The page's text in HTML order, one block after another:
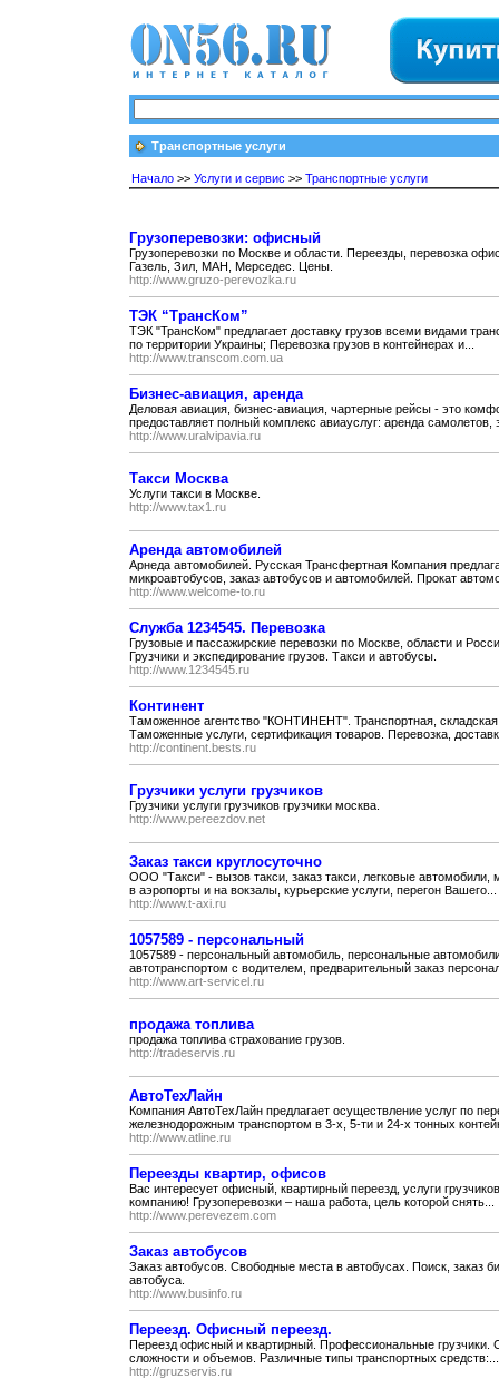
Транспортные услуги
Начало >> Услуги и сервис >> Транспортные услуги
Грузоперевозки: офисный
Грузоперевозки по Москве и области. Переезды, перевозка
Газель, Зил, МАН, Мерседес. Цены.
http://www.gruzo-perevozka.ru
ТЭК “ТрансКом”
ТЭК "ТрансКом" предлагает доставку грузов всеми видами
по территории Украины; Перевозка грузов в контейнерах и...
http://www.transcom.com.ua
Бизнес-авиация, аренда
Деловая авиация, бизнес-авиация, чартерные рейсы - это
предоставляет полный комплекс авиауслуг: аренда самолетов,
http://www.uralvipavia.ru
Такси Москва
Услуги такси в Москве.
http://www.tax1.ru
Аренда автомобилей
Арнеда автомобилей. Русская Трансфертная Компания
микроавтобусов, заказ автобусов и автомобилей. Прокат
http://www.welcome-to.ru
Служба 1234545. Перевозка
Грузовые и пассажирские перевозки по Москве, области и
Грузчики и экспедирование грузов. Такси и автобусы.
http://www.1234545.ru
Континент
Таможенное агентство "КОНТИНЕНТ". Транспортная, складская
Таможенные услуги, сертификация товаров. Перевозка,
http://continent.bests.ru
Грузчики услуги грузчиков
Грузчики услуги грузчиков грузчики москва.
http://www.pereezdov.net
Заказ такси круглосуточно
ООО "Такси" - вызов такси, заказ такси, легковые автомобили,
в аэропорты и на вокзалы, курьерские услуги, перегон Вашего...
http://www.t-axi.ru
1057589 - персональный
1057589 - персональный автомобиль, персональные
автотранспортом с водителем, предварительный заказ
http://www.art-servicel.ru
продажа топлива
продажа топлива страхование грузов.
http://tradeservis.ru
АвтоТехЛайн
Компания АвтоТехЛайн предлагает осуществление услуг по
железнодорожным транспортом в 3-х, 5-ти и 24-х тонных
http://www.atline.ru
Переезды квартир, офисов
Вас интересует офисный, квартирный переезд, услуги
компанию! Грузоперевозки – наша работа, цель которой снять...
http://www.perevezem.com
Заказ автобусов
Заказ автобусов. Свободные места в автобусах. Поиск, заказ
автобуса.
http://www.businfo.ru
Переезд. Офисный переезд.
Переезд офисный и квартирный. Профессиональные грузчики.
сложности и объемов. Различные типы транспортных средств:...
http://gruzservis.ru